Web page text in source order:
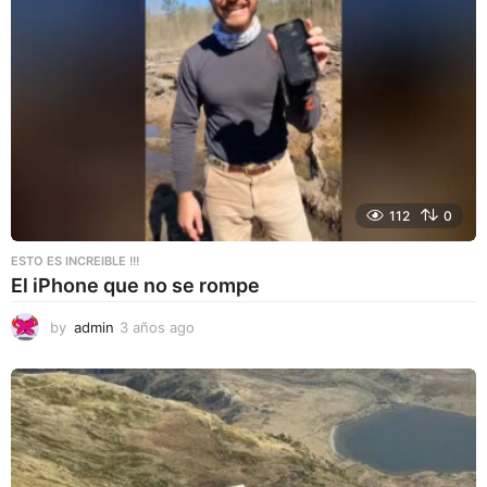
g
o
112 0
ESTO ES INCREIBLE !!!
El iPhone que no se rompe
by admin 3 años ago
ñ
o
s
a
o